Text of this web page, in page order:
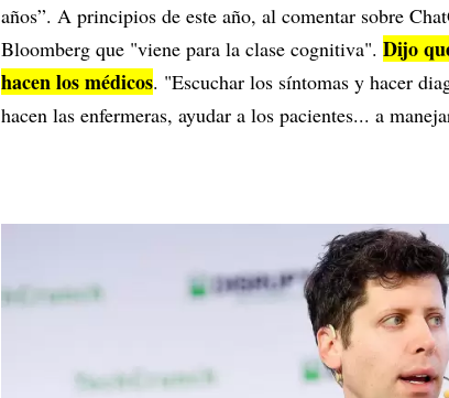
años”. A principios de este año, al comentar sobre
Bloomberg que "viene para la clase cognitiva". Dijo
hacen los médicos. "Escuchar los síntomas y hacer
hacen las enfermeras, ayudar a los pacientes... a